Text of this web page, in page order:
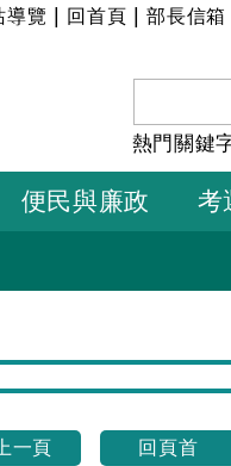
導覽 回首頁 |部長信箱
熱門關鍵
便民與廉政 考
一頁
回頁首